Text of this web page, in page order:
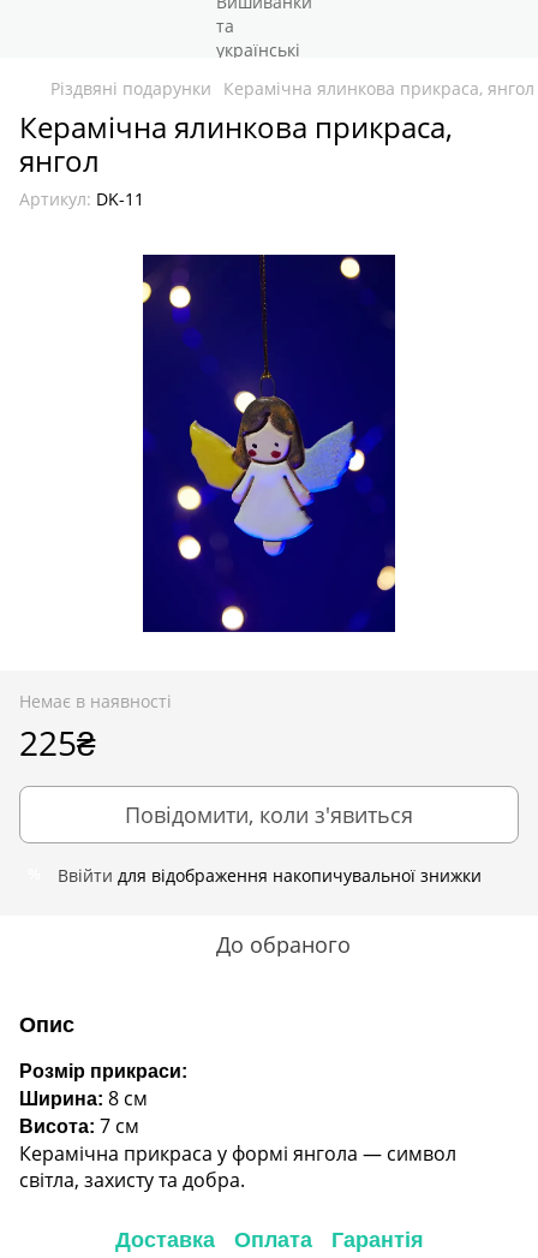
Різдвяні подарунки Керамічна ялинкова прикраса, янгол
Керамічна ялинкова прикраса,
янгол
Артикул: DK-11
Немає в наявності
225₴
Повідомити, коли з'явиться
Ввійти для відображення накопичувальної знижки
До обраного
Опис
Розмір прикраси:
Ширина: 8 см
Висота: 7 см
Керамічна прикраса у формі янгола — символ
світла, захисту та добра.
Доставка Оплата Гарантія